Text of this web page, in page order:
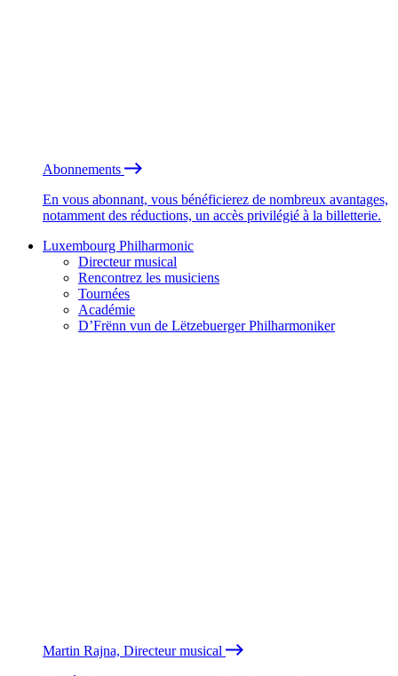
Abonnements
En vous abonnant, vous bénéficierez de nombreux avantages,
notamment des réductions, un accès privilégié à la billetterie.
Luxembourg Philharmonic
Directeur musical
Rencontrez les musiciens
Tournées
Académie
D’Frënn vun de Lëtzebuerger Philharmoniker
Martin Rajna, Directeur musical